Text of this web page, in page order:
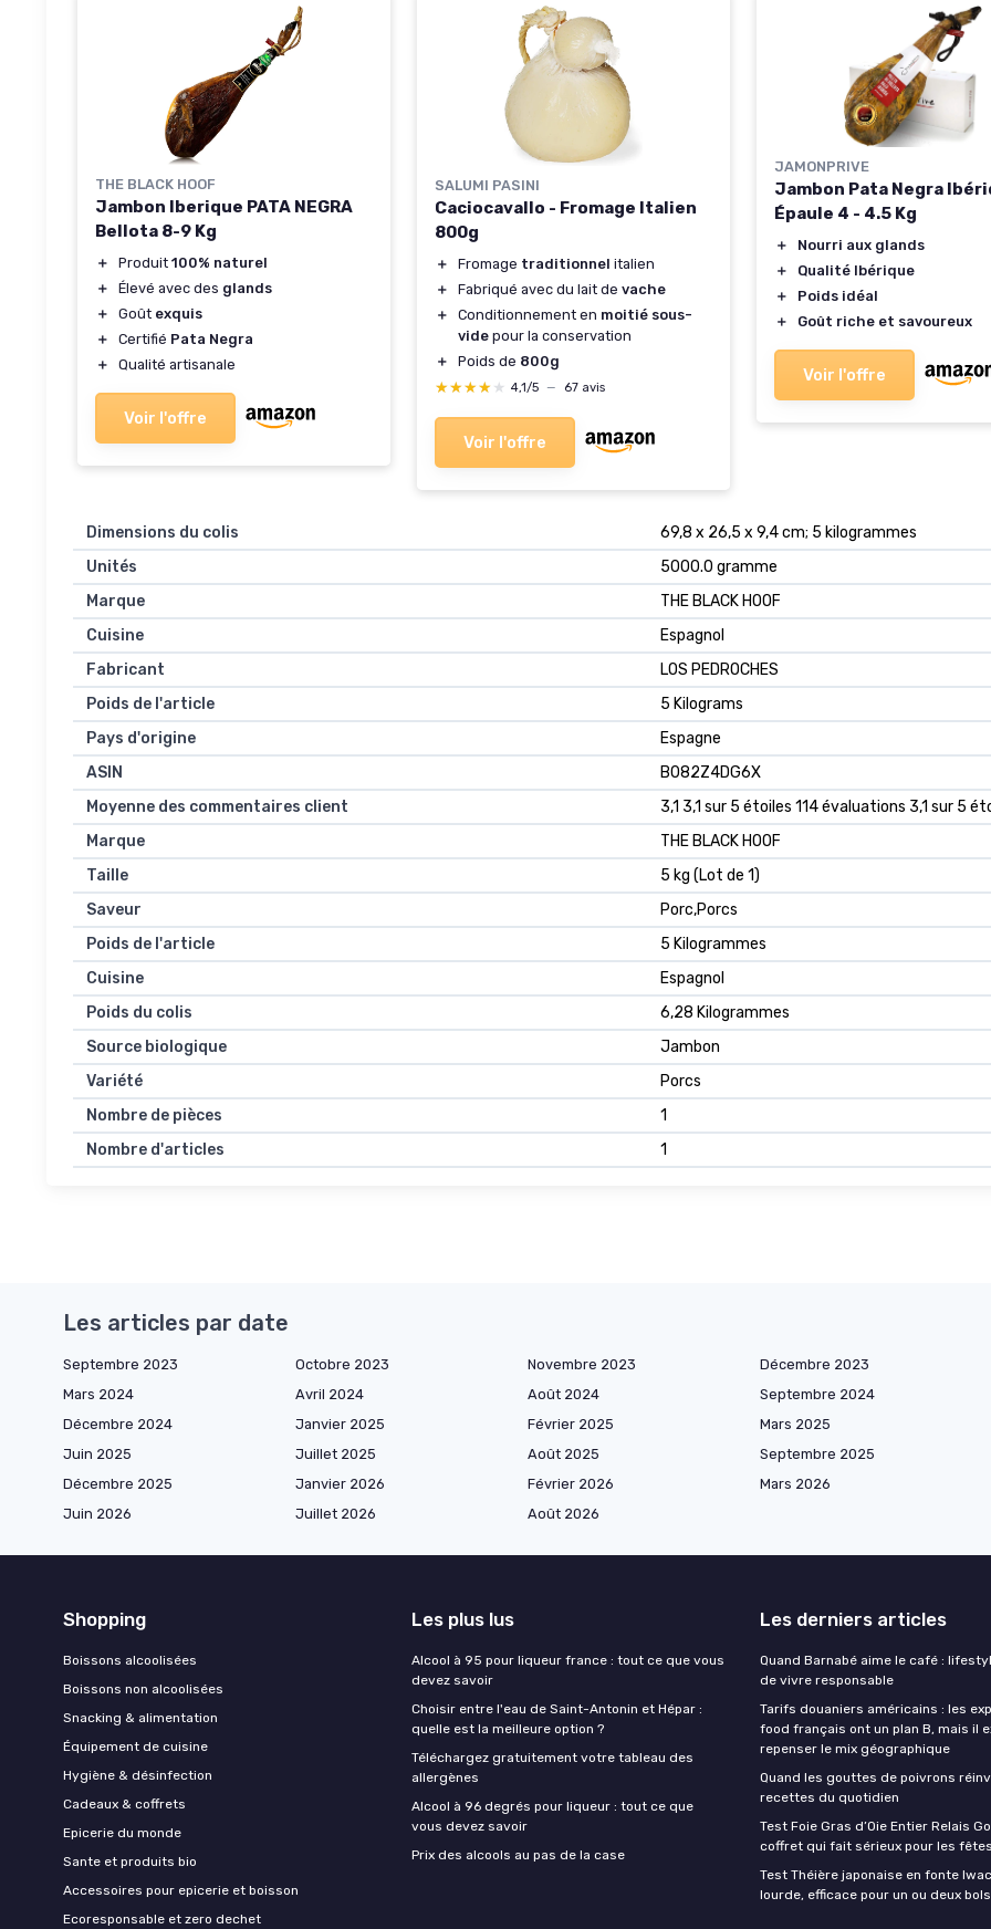
THE BLACK HOOF
Jambon Iberique PATA NEGRA
Bellota 8-9 Kg
＋ Produit 100% naturel
＋
Élevé avec des glands
＋
Goût exquis
＋
Certifié Pata Negra
＋
Qualité artisanale
Voir l'offre
SALUMI PASINI
Caciocavallo - Fromage Italien
800g
＋ Fromage traditionnel italien
＋
Fabriqué avec du lait de vache
＋
Conditionnement en moitié sous-
vide pour la conservation
＋
Poids de 800g
★★★★★
★★★★★ 4,1/5 — 67 avis
Voir l'offre
JAMONPRIVE
Jambon Pata Negra
Épaule 4 - 4.5 Kg
＋
Nourri aux glands
＋
Qualité Ibérique
＋
Poids idéal
＋
Goût riche et savoureux
Voir l'offre
Dimensions du colis
‎69,8 x 26,5 x 9,4 cm; 5 kilogrammes
Unités
‎5000.0 gramme
Marque
‎THE BLACK HOOF
Cuisine
‎Espagnol
Fabricant
‎LOS PEDROCHES
Poids de l'article
‎5 Kilograms
Pays d'origine
‎Espagne
ASIN
B082Z4DG6X
Moyenne des commentaires client
3,1 3,1 sur 5 étoiles 114 évaluations 3,1 sur 5
Marque
THE BLACK HOOF
Taille
5 kg (Lot de 1)
Saveur
Porc,Porcs
Poids de l'article
5 Kilogrammes
Cuisine
Espagnol
Poids du colis
6,28 Kilogrammes
Source biologique
Jambon
Variété
Porcs
Nombre de pièces
1
Nombre d'articles
1
Les articles par date
Septembre 2023 Octobre 2023 Novembre 2023 Décembre 2023
Mars 2024
Avril 2024 Août 2024 Septembre 2024
Décembre 2024
Janvier 2025 Février 2025 Mars 2025
Juin 2025
Juillet 2025 Août 2025 Septembre 2025
Décembre 2025
Janvier 2026 Février 2026 Mars 2026
Juin 2026
Juillet 2026 Août 2026
Shopping
Boissons alcoolisées
Boissons non alcoolisées
Snacking & alimentation
Équipement de cuisine
Hygiène & désinfection
Cadeaux & coffrets
Epicerie du monde
Sante et produits bio
Accessoires pour epicerie et boisson
Ecoresponsable et zero dechet
Les plus lus
Alcool à 95 pour liqueur france : tout ce que vous
devez savoir
Choisir entre l'eau de Saint-Antonin et Hépar :
quelle est la meilleure option ?
Téléchargez gratuitement votre tableau des
allergènes
Alcool à 96 degrés pour liqueur : tout ce que
vous devez savoir
Prix des alcools au pas de la case
Les derniers articles
Quand Barnabé aime le café :
de vivre responsable
Tarifs douaniers américains : les
food français ont un plan B, mais il
repenser le mix géographique
Quand les gouttes de poivrons
recettes du quotidien
Test Foie Gras d’Oie Entier Relais
coffret qui fait sérieux pour les fêtes
Test Théière japonaise en fonte
lourde, efficace pour un ou deux bols